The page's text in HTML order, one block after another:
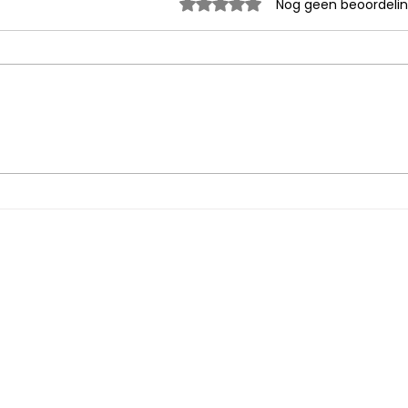
Test
Beoordeeld met 0 uit 5
Nog geen